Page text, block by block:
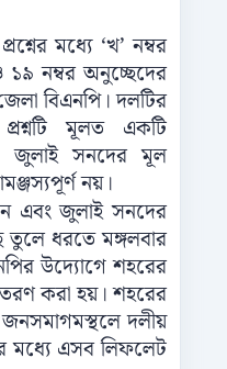
মধ্যে ‘খ’ নম্বর
১৯ নম্বর অনুচ্ছেদের
বিএনপি। দলটির
মূলত একটি
জুলাই সনদের মূল
নয়।
এবং জুলাই সনদের
তুলে ধরতে মঙ্গলবার
উদ্যোগে শহরের
করা হয়। শহরের
দলীয়
মধ্যে এসব লিফলেট